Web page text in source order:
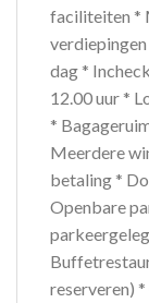
faciliteiten *
dag *
12.00 uur *
*
Meerdere
betaling *
Openbare
reserveren)